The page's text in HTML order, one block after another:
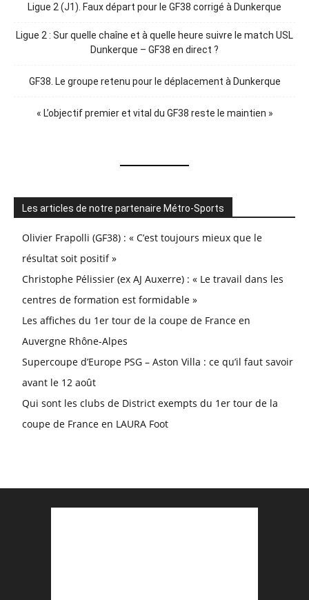
Ligue 2 (J1). Faux départ pour le GF38 corrigé à Dunkerque
Ligue 2 : Sur quelle chaîne et à quelle heure suivre le match USL
Dunkerque – GF38 en direct ?
GF38. Le groupe retenu pour le déplacement à Dunkerque
« L’objectif premier et vital du GF38 reste le maintien »
Les articles de notre partenaire Métro-Sports
Olivier Frapolli (GF38) : « C’est toujours mieux que le
résultat soit positif »
Christophe Pélissier (ex AJ Auxerre) : « Le travail dans les
centres de formation est formidable »
Les affiches du 1er tour de la coupe de France en
Auvergne Rhône-Alpes
Supercoupe d’Europe PSG – Aston Villa : ce qu’il faut savoir
avant le 12 août
Qui sont les clubs de District exempts du 1er tour de la
coupe de France en LAURA Foot